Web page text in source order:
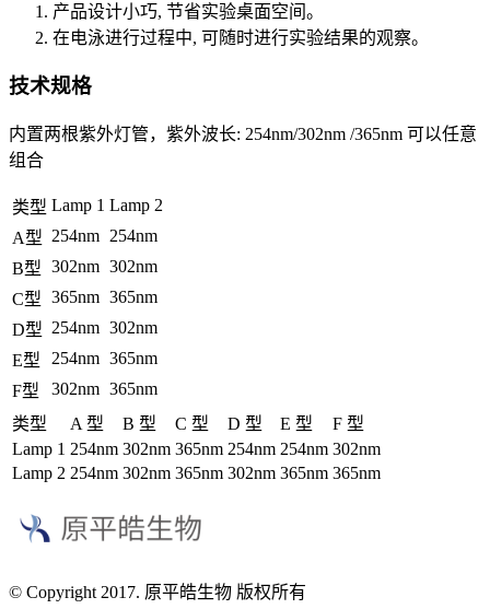
产品设计小巧, 节省实验桌面空间。
在电泳进行过程中, 可随时进行实验结果的观察。
技术规格
内置两根紫外灯管，紫外波长: 254nm/302nm /365nm 可以任意
组合
类型 Lamp 1 Lamp 2
A型 254nm 254nm
B型 302nm 302nm
C型 365nm 365nm
D型 254nm 302nm
E型
254nm 365nm
F型
302nm 365nm
类型
A 型 B 型 C 型 D 型 E 型
F 型
Lamp 1 254nm 302nm 365nm 254nm 254nm 302nm
Lamp 2 254nm 302nm 365nm 302nm 365nm 365nm
© Copyright 2017. 原平皓生物 版权所有